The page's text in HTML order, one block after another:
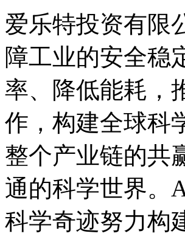
爱乐特投资有限
障工业的安全稳
率、降低能耗，
作，构建全球科
整个产业链的共
通的科学世界。
科学奇迹努力构